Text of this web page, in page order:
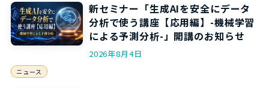
新セミナー「生成AIを安全にデータ
分析で使う講座【応用編】-機械学習
による予測分析-」開講のお知らせ
2026年8月4日
ニュース